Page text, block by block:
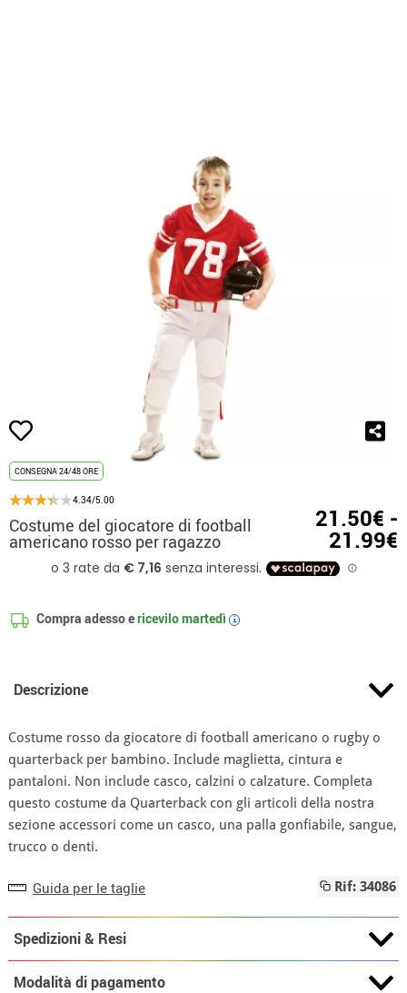
CONSEGNA 24/48 ORE
4.34/5.00
Costume del giocatore di football
americano rosso per ragazzo
21.50€ -
21.99€
Compra adesso ericevilomartedì i
Descrizione
Costume rosso da giocatore di football americano o rugby o
quarterback per bambino. Include maglietta, cintura e
pantaloni. Non include casco, calzini o calzature. Completa
questo costume da Quarterback con gli articoli della nostra
sezione accessori come un casco, una palla gonfiabile, sangue,
trucco o denti.
Guida per le taglie Rif: 34086
Spedizioni & Resi
Modalità di pagamento